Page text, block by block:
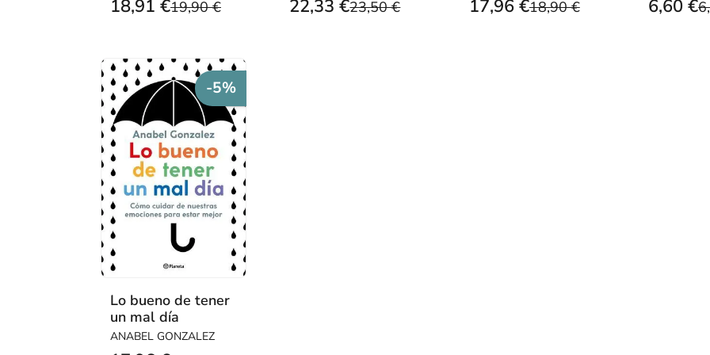
19,90 €
18,91 € 23,50 €
22,33 € 18,90 €
17,96 € 6,60 €
-5%
Lo bueno de tener
un mal día
ANABEL GONZALEZ